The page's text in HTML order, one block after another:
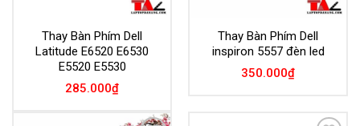
Thay Bàn Phím Dell
Latitude E6520 E6530
E5520 E5530
285.000₫
Thay Bàn Phím Dell
inspiron 5557 đèn led
350.000₫